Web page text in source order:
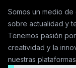
Somos un medio
sobre actualidad y
Tenemos pasión
creatividad y la
nuestras